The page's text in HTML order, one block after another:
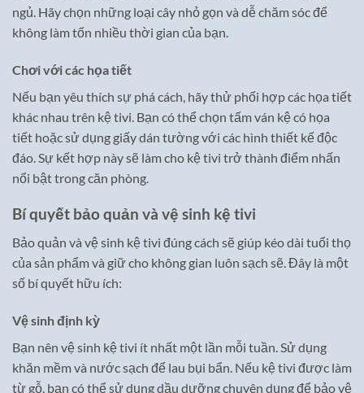
ngủ. Hãy chọn những loại cây nhỏ gọn và dễ chăm sóc để
không làm tốn nhiều thời gian của bạn.
Chơi với các họa tiết
Nếu bạn yêu thích sự phá cách, hãy thử phối hợp các họa tiết
khác nhau trên kệ tivi. Bạn có thể chọn tấm ván kệ có họa
tiết hoặc sử dụng giấy dán tường với các hình thiết kế độc
đáo. Sự kết hợp này sẽ làm cho kệ tivi trở thành điểm nhấn
nổi bật trong căn phòng.
Bí quyết bảo quản và vệ sinh kệ tivi
Bảo quản và vệ sinh kệ tivi đúng cách sẽ giúp kéo dài tuổi thọ
của sản phẩm và giữ cho không gian luôn sạch sẽ. Đây là một
số bí quyết hữu ích:
Vệ sinh định kỳ
Bạn nên vệ sinh kệ tivi ít nhất một lần mỗi tuần. Sử dụng
khăn mềm và nước sạch để lau bụi bẩn. Nếu kệ tivi được làm
từ gỗ, bạn có thể sử dụng dầu dưỡng chuyên dụng để bảo vệ